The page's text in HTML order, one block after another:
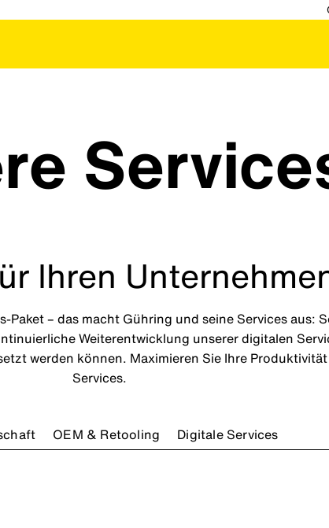
Ihren
– das macht Gühring und seine Services aus:
Weiterentwicklung unserer digitalen
werden können. Maximieren Sie Ihre
Services.
OEM & Retooling Digitale Services